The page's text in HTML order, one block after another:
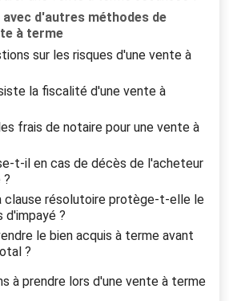
d'autres méthodes de
à terme
sur les risques d'une vente à
la fiscalité d'une vente à
frais de notaire pour une vente à
t-il en cas de décès de l'acheteur
?
clause résolutoire protège-t-elle le
d'impayé ?
le bien acquis à terme avant
?
à prendre lors d'une vente à terme